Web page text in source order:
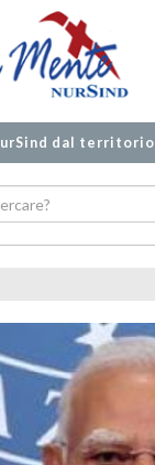
dal territorio